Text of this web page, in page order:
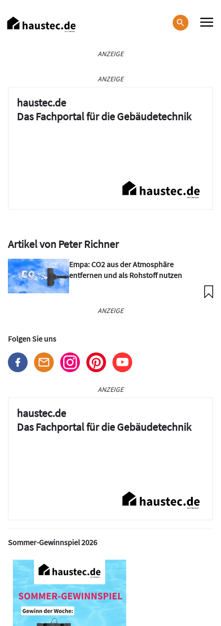
zum
Inhalt
ANZEIGE
ANZEIGE
haustec.de
Das Fachportal für die Gebäudetechnik
Artikel von Peter Richner
Empa: CO2 aus der Atmosphäre
entfernen und als Rohstoff nutzen
ANZEIGE
Folgen Sie uns
ANZEIGE
haustec.de
Das Fachportal für die Gebäudetechnik
Sommer-Gewinnspiel 2026